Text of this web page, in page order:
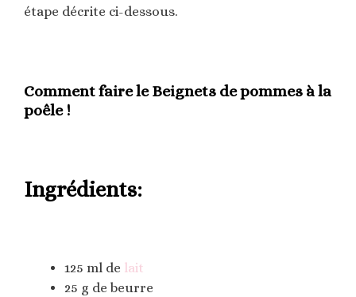
étape décrite ci-dessous.
Comment faire le Beignets de pommes à la
poêle !
Ingrédients:
125 ml de lait
25 g de beurre